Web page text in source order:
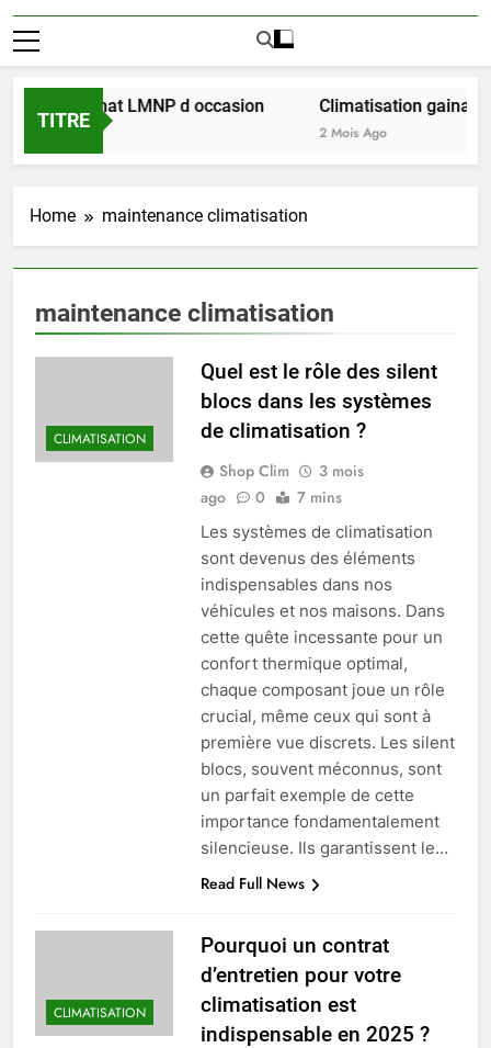
TITRE
l achat LMNP d occasion Climatisation
2 Mois Ago
Home maintenance climatisation
maintenance climatisation
CLIMATISATION
Quel est le rôle des silent
blocs dans les systèmes
de climatisation ?
Shop Clim
3 mois
ago
0 7 mins
Les systèmes de climatisation
sont devenus des éléments
indispensables dans nos
véhicules et nos maisons. Dans
cette quête incessante pour un
confort thermique optimal,
chaque composant joue un rôle
crucial, même ceux qui sont à
première vue discrets. Les silent
blocs, souvent méconnus, sont
un parfait exemple de cette
importance fondamentalement
silencieuse. Ils garantissent le…
Read Full News
CLIMATISATION
Pourquoi un contrat
d’entretien pour votre
climatisation est
indispensable en 2025 ?